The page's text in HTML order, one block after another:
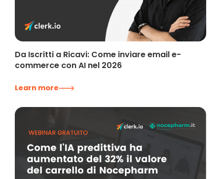
Da Iscritti a Ricavi: Come inviare email e-
commerce con AI nel 2026
Learn more